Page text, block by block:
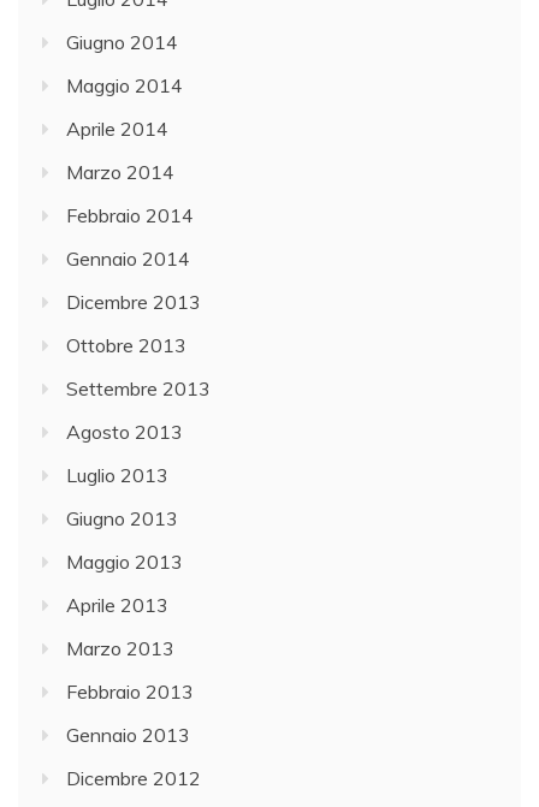
Giugno 2014
Maggio 2014
Aprile 2014
Marzo 2014
Febbraio 2014
Gennaio 2014
Dicembre 2013
Ottobre 2013
Settembre 2013
Agosto 2013
Luglio 2013
Giugno 2013
Maggio 2013
Aprile 2013
Marzo 2013
Febbraio 2013
Gennaio 2013
Dicembre 2012